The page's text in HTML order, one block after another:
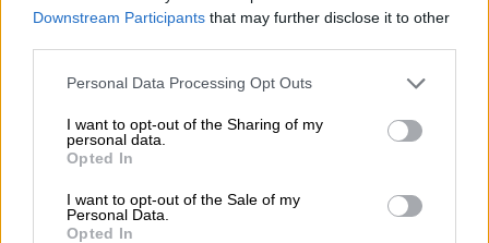
Downstream Participants that may further disclose it to other
Please note that this website/app uses one or more Google
not limited to your visit or usage behaviour. You may click to
grant or deny consent to Google and its third-party tags to
use your data for below specified purposes in below Google
consent section.
Personal Data Processing Opt Outs
I want to opt-out of the Sharing of my
personal data.
Opted In
I want to opt-out of the Sale of my
Personal Data.
Opted In
προϋπολογισμού για το 5μηνο Ιανουαρίου
κατά 137 εκατομμύρια ευρώ.
«Ελπίζουμε να συνεχιστείτο ράλι μείωσης
της διεθνούς τιμής του πετρελαίου για να
ακολουθήσει η τιμή στην αντλία και να
βοηθηθεί ο καταναλωτής», τόνισε ο